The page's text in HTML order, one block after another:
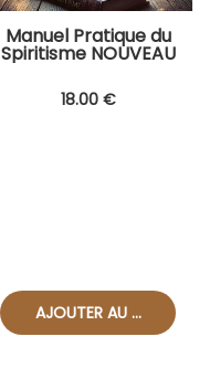
Manuel Pratique du
Spiritisme NOUVEAU
18.00 €